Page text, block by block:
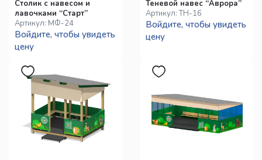
Столик с навесом и
лавочками “Старт”
Артикул: МФ-24
Войдите, чтобы увидеть
цену
Теневой навес “Аврора”
Артикул:ТН-16
Войдите, чтобы увидеть
цену